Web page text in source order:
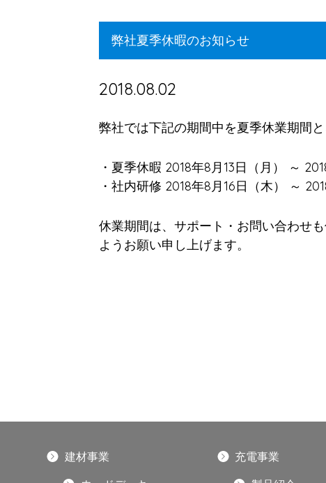
弊社夏季休暇のお知らせ
2018.08.02
弊社では下記の期間中を夏季休業期間
・夏季休暇 2018年8月13日（月） ～
・社内研修 2018年8月16日（木） ～
休業期間は、サポート・お問い合わせ
ようお願い申し上げます。
建材事業
充電事業